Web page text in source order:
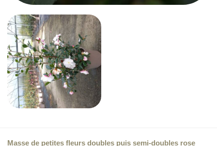
Masse de petites fleurs doubles puis semi-doubles rose